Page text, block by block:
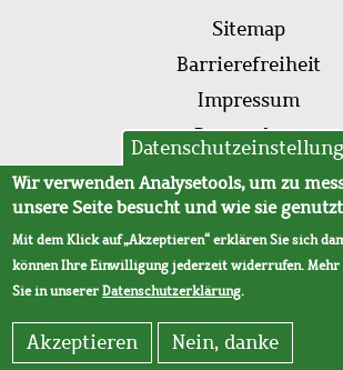
Fußleistenmenü
Sitemap
Barrierefreiheit
Impressum
Datenschutz
AVB
Wir verwenden Analysetools, um zu
unsere Seite besucht und wie sie
Mit dem Klick auf „Akzeptieren“ erklären Sie sich
können Ihre Einwilligung jederzeit widerrufen.
Sie in unsererDatenschutzerklärung.
Akzeptieren Nein, danke